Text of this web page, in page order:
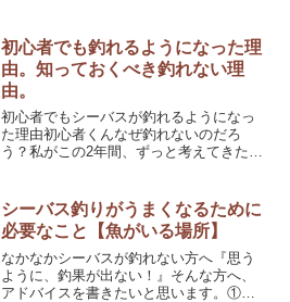
初心者でも釣れるようになった理
由。知っておくべき釣れない理
由。
初心者でもシーバスが釣れるようになっ
た理由初心者くんなぜ釣れないのだろ
う？私がこの2年間、ずっと考えてきたこ
ったのか書きたいと思います。2018年の
冬にシーバス釣りを始...
シーバス釣りがうまくなるために
必要なこと【魚がいる場所】
なかなかシーバスが釣れない方へ『思う
ように、釣果が出ない！』そんな方へ、
アドバイスを書きたいと思います。①